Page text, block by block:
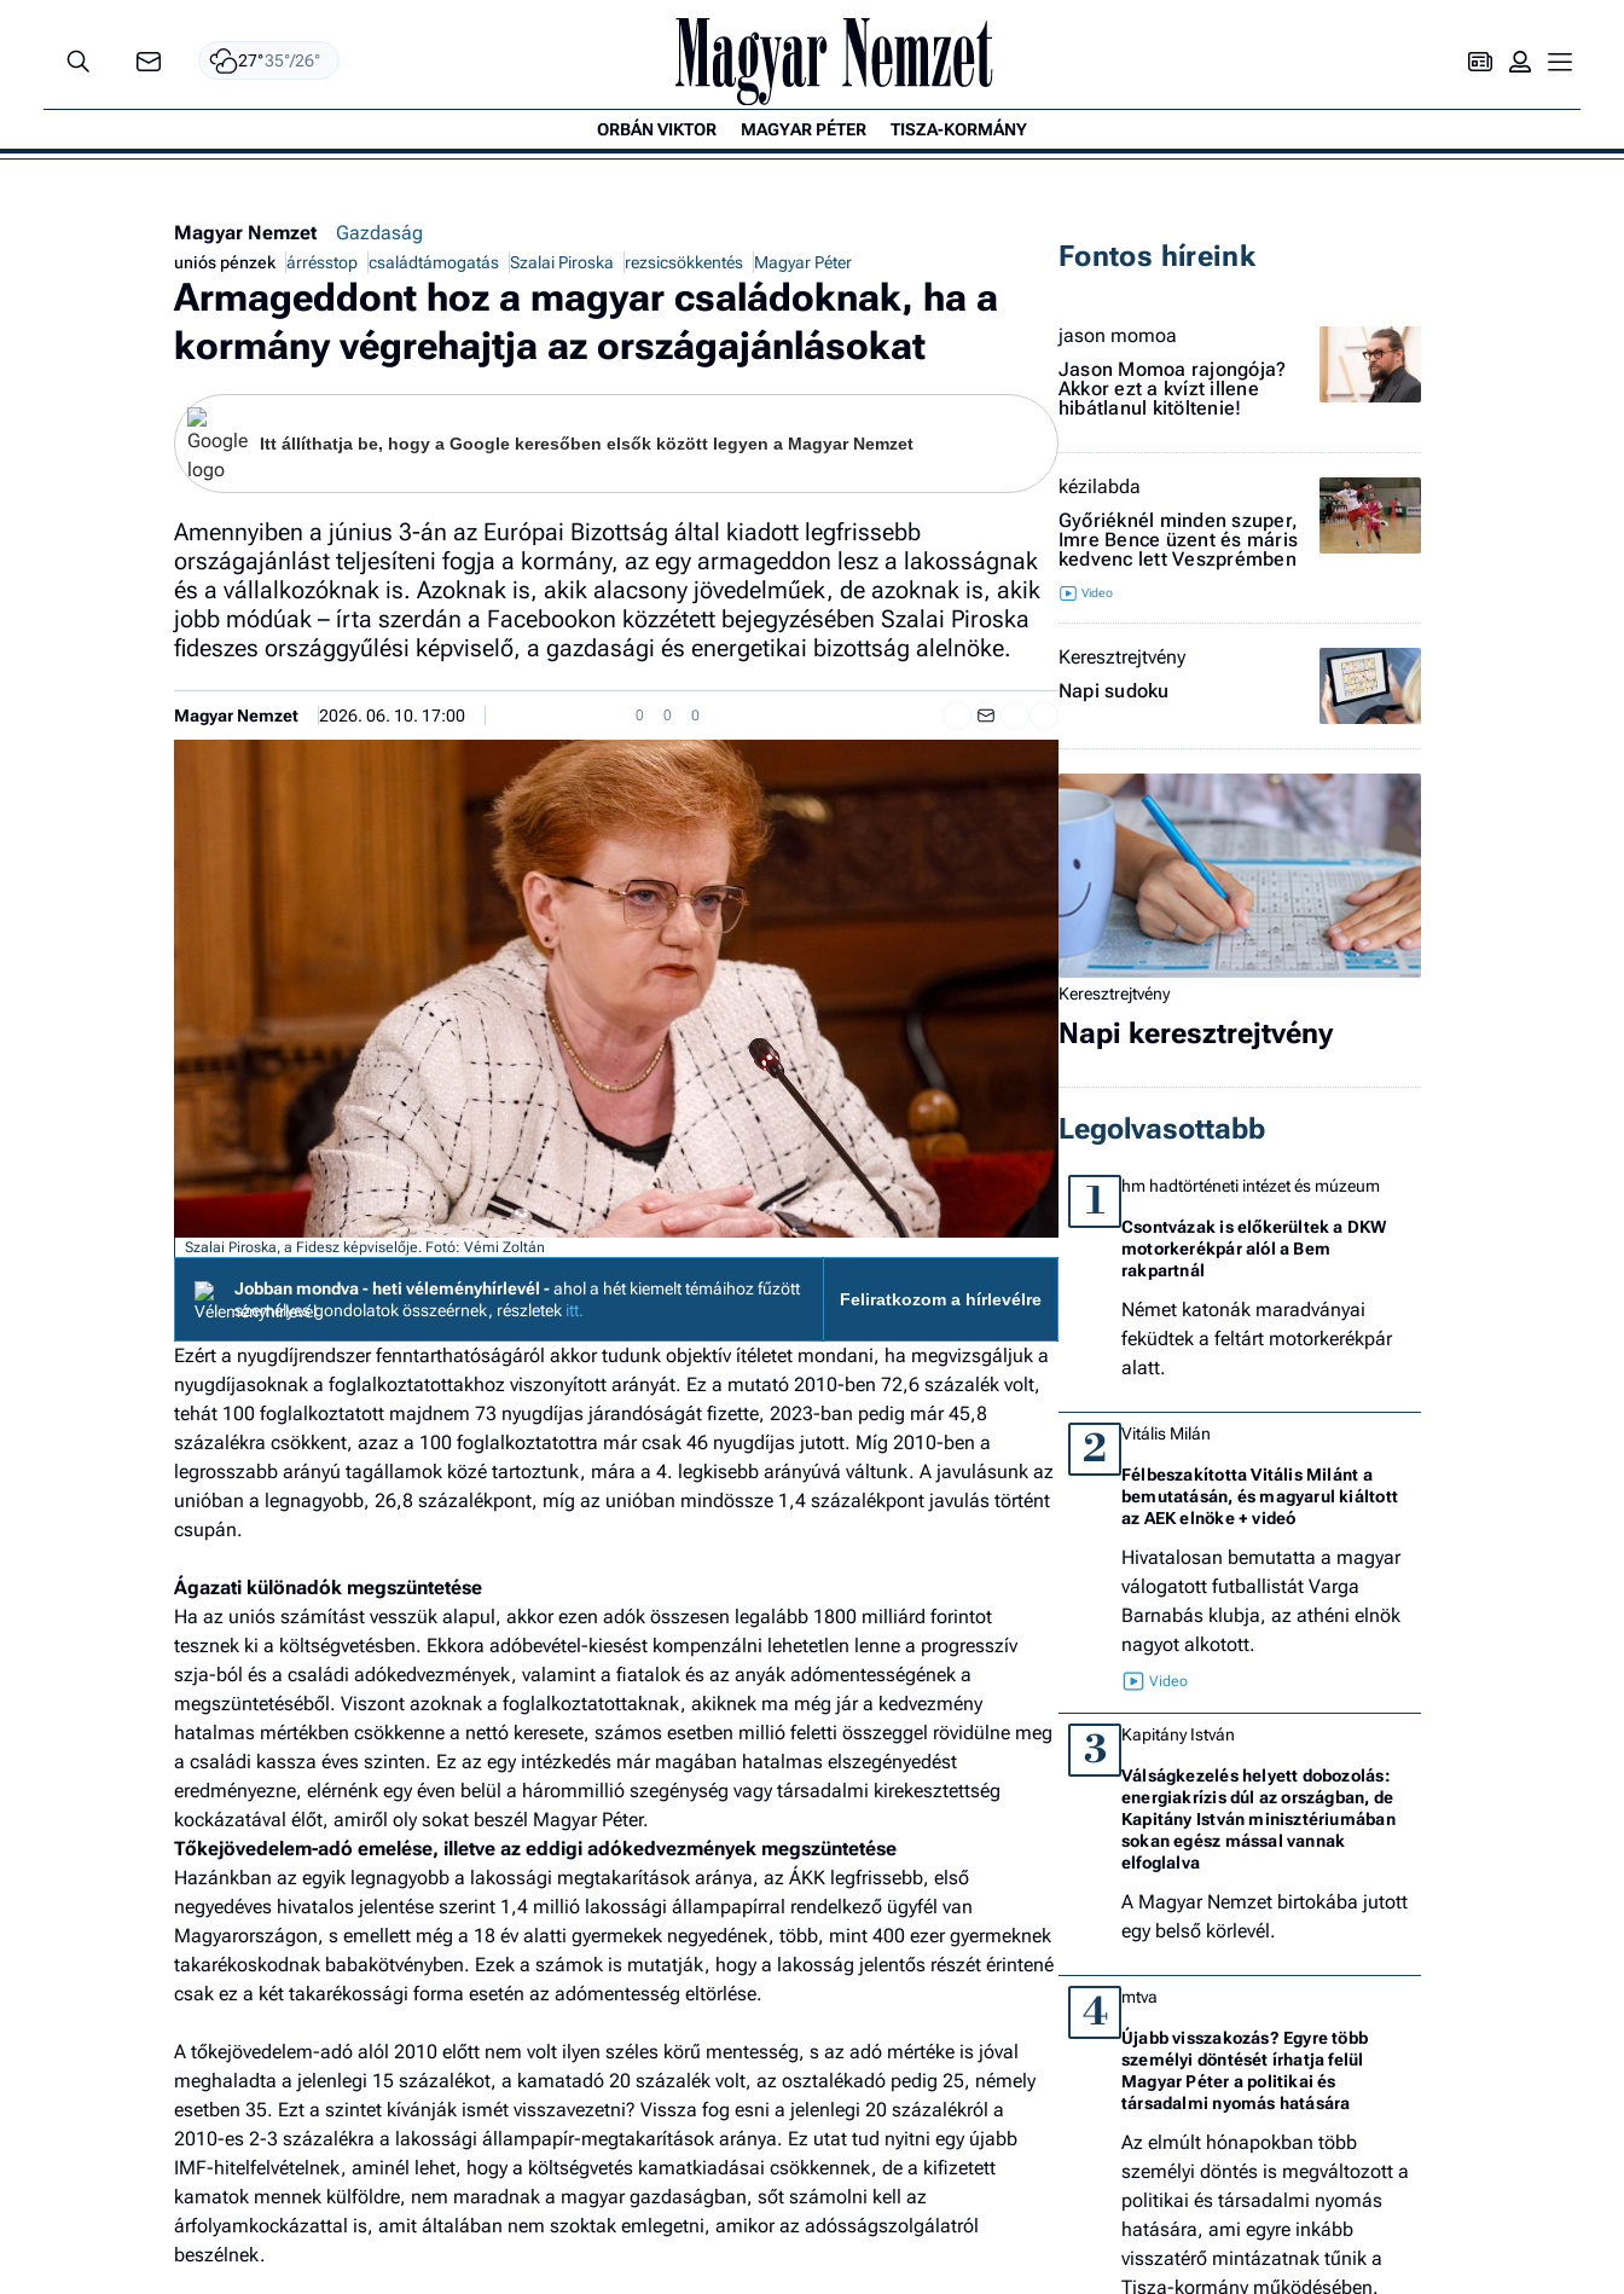
27°35°/26°
ORBÁN VIKTOR MAGYAR PÉTER TISZA-KORMÁNY
Magyar Nemzet Gazdaság
uniós pénzek árrésstop családtámogatás Szalai Piroska rezsicsökkentés Magyar Péter
Armageddont hoz a magyar családoknak, ha a
kormány végrehajtja az országajánlásokat
Itt állíthatja be, hogy a Google keresőben elsők között legyen a Magyar Nemzet
Amennyiben a június 3-án az Európai Bizottság által kiadott legfrissebb
országajánlást teljesíteni fogja a kormány, az egy armageddon lesz a lakosságnak
és a vállalkozóknak is. Azoknak is, akik alacsony jövedelműek, de azoknak is, akik
jobb módúak – írta szerdán a Facebookon közzétett bejegyzésében Szalai Piroska
fideszes országgyűlési képviselő, a gazdasági és energetikai bizottság alelnöke.
Magyar Nemzet 2026. 06. 10. 17:00 0 0 0
Szalai Piroska, a Fidesz képviselője. Fotó: Vémi Zoltán
Jobban mondva - heti véleményhírlevél -ahol a hét kiemelt témáihoz fűzött
személyes gondolatok összeérnek, részletek itt.
Feliratkozom a hírlevélre
Ezért a nyugdíjrendszer fenntarthatóságáról akkor tudunk objektív ítéletet mondani, ha megvizsgáljuk a
nyugdíjasoknak a foglalkoztatottakhoz viszonyított arányát. Ez a mutató 2010-ben 72,6 százalék volt,
tehát 100 foglalkoztatott majdnem 73 nyugdíjas járandóságát fizette, 2023-ban pedig már 45,8
százalékra csökkent, azaz a 100 foglalkoztatottra már csak 46 nyugdíjas jutott. Míg 2010-ben a
legrosszabb arányú tagállamok közé tartoztunk, mára a 4. legkisebb arányúvá váltunk. A javulásunk az
unióban a legnagyobb, 26,8 százalékpont, míg az unióban mindössze 1,4 százalékpont javulás történt
csupán.
Ágazati különadók megszüntetése
Ha az uniós számítást vesszük alapul, akkor ezen adók összesen legalább 1800 milliárd forintot
tesznek ki a költségvetésben. Ekkora adóbevétel-kiesést kompenzálni lehetetlen lenne a progresszív
szja-ból és a családi adókedvezmények, valamint a fiatalok és az anyák adómentességének a
megszüntetéséből. Viszont azoknak a foglalkoztatottaknak, akiknek ma még jár a kedvezmény
hatalmas mértékben csökkenne a nettó keresete, számos esetben millió feletti összeggel rövidülne meg
a családi kassza éves szinten. Ez az egy intézkedés már magában hatalmas elszegényedést
eredményezne, elérnénk egy éven belül a hárommillió szegénység vagy társadalmi kirekesztettség
kockázatával élőt, amiről oly sokat beszél Magyar Péter.
Tőkejövedelem-adó emelése, illetve az eddigi adókedvezmények megszüntetése
Hazánkban az egyik legnagyobb a lakossági megtakarítások aránya, az ÁKK legfrissebb, első
negyedéves hivatalos jelentése szerint 1,4 millió lakossági állampapírral rendelkező ügyfél van
Magyarországon, s emellett még a 18 év alatti gyermekek negyedének, több, mint 400 ezer gyermeknek
takarékoskodnak babakötvényben. Ezek a számok is mutatják, hogy a lakosság jelentős részét érintené
csak ez a két takarékossági forma esetén az adómentesség eltörlése.
A tőkejövedelem-adó alól 2010 előtt nem volt ilyen széles körű mentesség, s az adó mértéke is jóval
meghaladta a jelenlegi 15 százalékot, a kamatadó 20 százalék volt, az osztalékadó pedig 25, némely
esetben 35. Ezt a szintet kívánják ismét visszavezetni? Vissza fog esni a jelenlegi 20 százalékról a
2010-es 2-3 százalékra a lakossági állampapír-megtakarítások aránya. Ez utat tud nyitni egy újabb
IMF-hitelfelvételnek, aminél lehet, hogy a költségvetés kamatkiadásai csökkennek, de a kifizetett
kamatok mennek külföldre, nem maradnak a magyar gazdaságban, sőt számolni kell az
árfolyamkockázattal is, amit általában nem szoktak emlegetni, amikor az adósságszolgálatról
beszélnek.
Fontos híreink
jason momoa
Jason Momoa rajongója?
Akkor ezt a kvízt illene
hibátlanul kitöltenie!
kézilabda
Győriéknél minden szuper,
Imre Bence üzent és máris
kedvenc lett Veszprémben
Keresztrejtvény
Napi sudoku
Keresztrejtvény
Napi keresztrejtvény
Legolvasottabb
1 hm hadtörténeti intézet és múzeum
Csontvázak is előkerültek a DKW
motorkerékpár alól a Bem
rakpartnál
Német katonák maradványai
feküdtek a feltárt motorkerékpár
alatt.
2 Vitális Milán
Félbeszakította Vitális Milánt a
bemutatásán, és magyarul kiáltott
az AEK elnöke + videó
Hivatalosan bemutatta a magyar
válogatott futballistát Varga
Barnabás klubja, az athéni elnök
nagyot alkotott.
3 Kapitány István
Válságkezelés helyett dobozolás:
energiakrízis dúl az országban, de
Kapitány István minisztériumában
sokan egész mással vannak
elfoglalva
A Magyar Nemzet birtokába jutott
egy belső körlevél.
4 mtva
Újabb visszakozás? Egyre több
személyi döntését írhatja felül
Magyar Péter a politikai és
társadalmi nyomás hatására
Az elmúlt hónapokban több
személyi döntés is megváltozott a
politikai és társadalmi nyomás
hatására, ami egyre inkább
visszatérő mintázatnak tűnik a
Tisza-kormány működésében.